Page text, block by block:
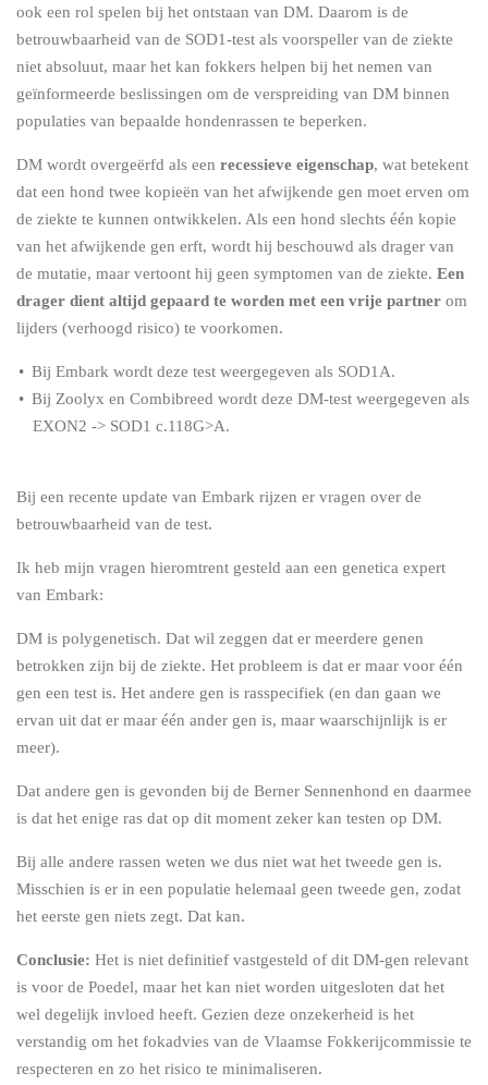
ook een rol spelen bij het ontstaan van DM. Daarom is de
betrouwbaarheid van de SOD1-test als voorspeller van de ziekte
niet absoluut, maar het kan fokkers helpen bij het nemen van
geïnformeerde beslissingen om de verspreiding van DM binnen
populaties van bepaalde hondenrassen te beperken.
DM wordt overgeërfd als een recessieve eigenschap, wat betekent
dat een hond twee kopieën van het afwijkende gen moet erven om
de ziekte te kunnen ontwikkelen. Als een hond slechts één kopie
van het afwijkende gen erft, wordt hij beschouwd als drager van
de mutatie, maar vertoont hij geen symptomen van de ziekte. Een
drager dient altijd gepaard te worden met een vrije partner om
lijders (verhoogd risico) te voorkomen.
Bij Embark wordt deze test weergegeven als SOD1A.
Bij Zoolyx en Combibreed wordt deze DM-test weergegeven als
EXON2 -> SOD1 c.118G>A.
Bij een recente update van Embark rijzen er vragen over de
betrouwbaarheid van de test.
Ik heb mijn vragen hieromtrent gesteld aan een genetica expert
van Embark:
DM is polygenetisch. Dat wil zeggen dat er meerdere genen
betrokken zijn bij de ziekte. Het probleem is dat er maar voor één
gen een test is. Het andere gen is rasspecifiek (en dan gaan we
ervan uit dat er maar één ander gen is, maar waarschijnlijk is er
meer).
Dat andere gen is gevonden bij de Berner Sennenhond en daarmee
is dat het enige ras dat op dit moment zeker kan testen op DM.
Bij alle andere rassen weten we dus niet wat het tweede gen is.
Misschien is er in een populatie helemaal geen tweede gen, zodat
het eerste gen niets zegt. Dat kan.
Conclusie: Het is niet definitief vastgesteld of dit DM-gen relevant
is voor de Poedel, maar het kan niet worden uitgesloten dat het
wel degelijk invloed heeft. Gezien deze onzekerheid is het
verstandig om het fokadvies van de Vlaamse Fokkerijcommissie te
respecteren en zo het risico te minimaliseren.